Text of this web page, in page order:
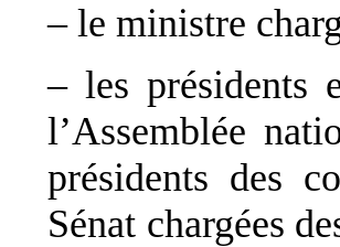
– le ministre
– les présidents
l’Assemblée
présidents des
Sénat chargées